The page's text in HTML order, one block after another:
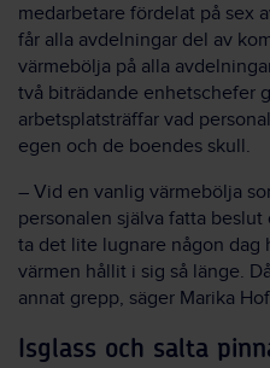
medarbetare fördelat på sex
får alla avdelningar del av
värmebölja på alla
två biträdande enhetschefer
arbetsplatsträffar vad
egen och de boendes skull.
– Vid en vanlig värmebölja
personalen själva fatta
ta det lite lugnare någon dag
värmen hållit i sig så länge.
annat grepp, säger Marika
Isglass och salta